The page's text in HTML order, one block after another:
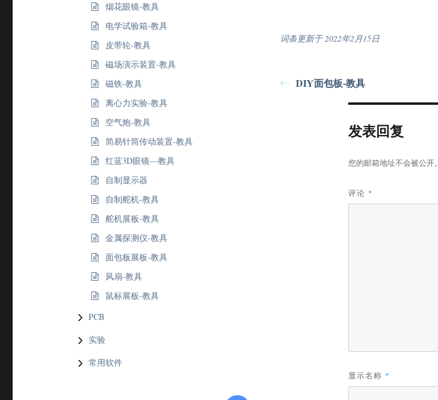
烟花眼镜-教具
电学试验箱-教具
皮带轮-教具
磁场演示装置-教具
磁铁-教具
离心力实验-教具
空气炮-教具
简易针筒传动装置-教具
红蓝3D眼镜—教具
自制显示器
自制舵机-教具
舵机展板-教具
金属探测仪-教具
面包板展板-教具
风扇-教具
鼠标展板-教具
PCB
实验
常用软件
词条更新于 2022年2月15日
DIY面包板-教具
发表回复
您的邮箱地址不会被公开。
评论 *
显示名称 *